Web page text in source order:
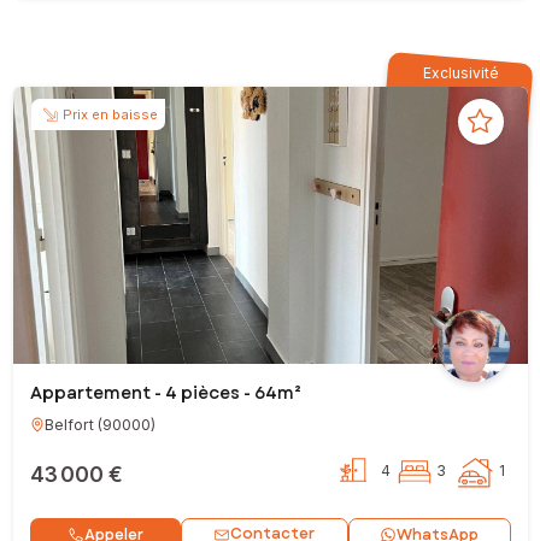
Exclusivité
Prix en baisse
Appartement - 4 pièces - 64m²
Belfort(90000)
43 000 € 4 3 1
Appeler Contacter WhatsApp